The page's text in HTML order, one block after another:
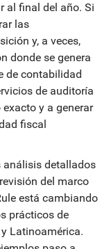
al final del año. Si
las
y, a veces,
donde se genera
de contabilidad
de auditoría
y a generar
fiscal
análisis detallados
del marco
está cambiando
prácticos de
Latinoamérica.